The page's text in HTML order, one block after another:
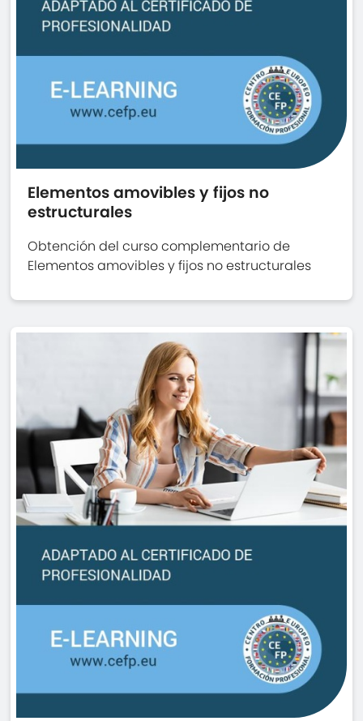
Elementos amovibles y fijos no
estructurales
Obtención del curso complementario de
Elementos amovibles y fijos no estructurales